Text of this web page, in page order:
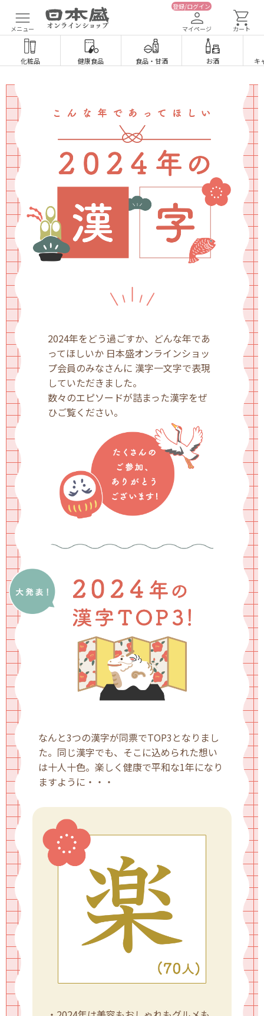
メニュー
登録/ログイン
マイページ カート
化粧品 健康食品 食品・ 甘酒 お酒 キ
2024年をどう過ごすか、どんな年であ
ってほしいか日本盛オンラインショッ
プ会員のみなさんに 漢字一文字で表現
していただきました。
数々のエピソードが詰まった漢字をぜ
ひご覧ください。
なんと3つの漢字が同票でTOP3となりまし
た。同じ漢字でも、そこに込められた想い
は十人十色。楽しく健康で平和な1年になり
ますように・・・